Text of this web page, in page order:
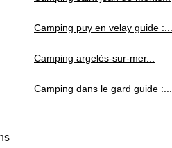
Camping puy en velay guide :...
Camping argelès-sur-mer...
Camping dans le gard guide :...